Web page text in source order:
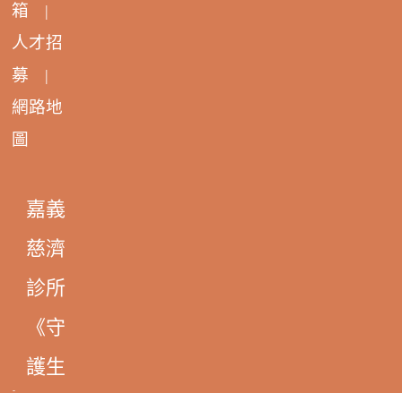
箱 |
人才招
募 |
網路地
圖
嘉義
慈濟
診所
《守
護生